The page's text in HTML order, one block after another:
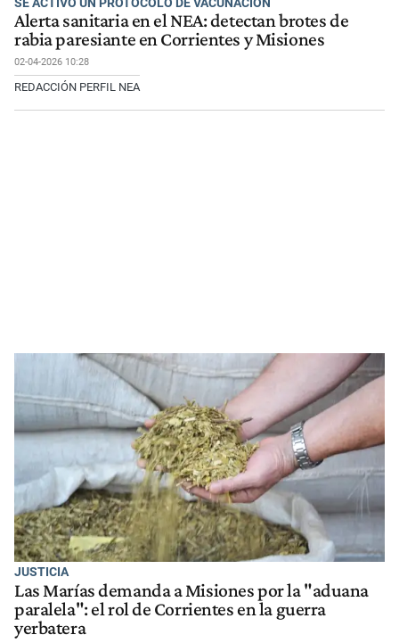
Alerta sanitaria en el NEA: detectan brotes de
rabia paresiante en Corrientes y Misiones
02-04-2026 10:28
REDACCIÓN PERFIL NEA
JUSTICIA
Las Marías demanda a Misiones por la "aduana
paralela": el rol de Corrientes en la guerra
yerbatera